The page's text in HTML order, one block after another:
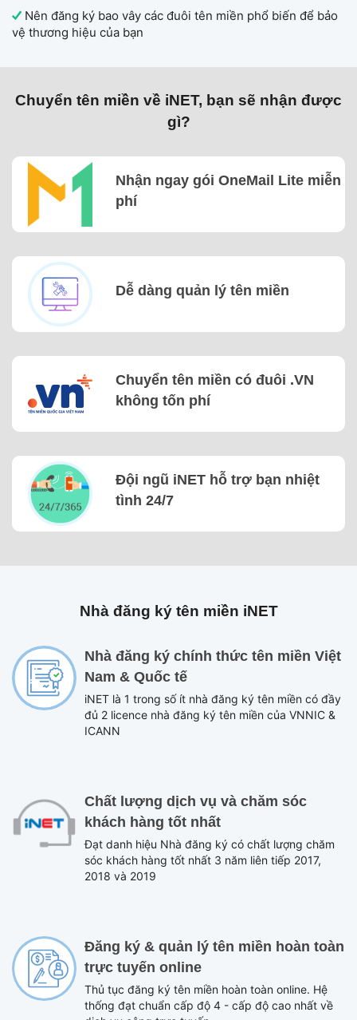
Nên đăng ký bao vây các đuôi tên miền phổ biến để bảo
vệ thương hiệu của bạn
Chuyển tên miền về iNET, bạn sẽ nhận được
gì?
Nhận ngay gói OneMail Lite miễn
phí
Dễ dàng quản lý tên miền
Chuyển tên miền có đuôi .VN
không tốn phí
Đội ngũ iNET hỗ trợ bạn nhiệt
tình 24/7
Nhà đăng ký tên miền iNET
Nhà đăng ký chính thức tên miền Việt
Nam & Quốc tế
iNET là 1 trong số ít nhà đăng ký tên miền có đầy
đủ 2 licence nhà đăng ký tên miền của VNNIC &
ICANN
Chất lượng dịch vụ và chăm sóc
khách hàng tốt nhất
Đạt danh hiệu Nhà đăng ký có chất lượng chăm
sóc khách hàng tốt nhất 3 năm liên tiếp 2017,
2018 và 2019
Đăng ký & quản lý tên miền hoàn toàn
trực tuyến online
Thủ tục đăng ký tên miền hoàn toàn online. Hệ
thống đạt chuẩn cấp độ 4 - cấp độ cao nhất về